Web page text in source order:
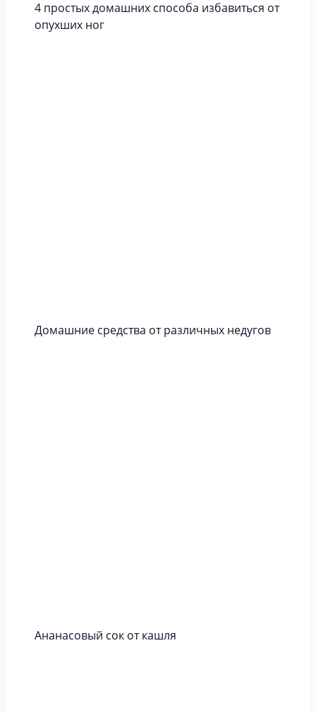
4 простых домашних способа избавиться от
опухших ног
Домашние средства от различных недугов
Ананасовый сок от кашля